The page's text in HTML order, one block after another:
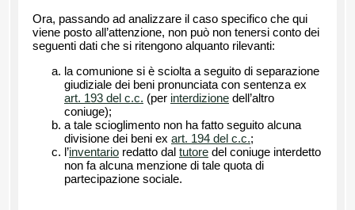
Ora, passando ad analizzare il caso specifico che qui
viene posto all’attenzione, non può non tenersi conto dei
seguenti dati che si ritengono alquanto rilevanti:
la comunione si è sciolta a seguito di separazione
giudiziale dei beni pronunciata con sentenza ex
art. 193 del c.c. (per interdizione dell’altro
coniuge);
a tale scioglimento non ha fatto seguito alcuna
divisione dei beni ex art. 194 del c.c.;
l’inventario redatto dal tutore del coniuge interdetto
non fa alcuna menzione di tale quota di
partecipazione sociale.